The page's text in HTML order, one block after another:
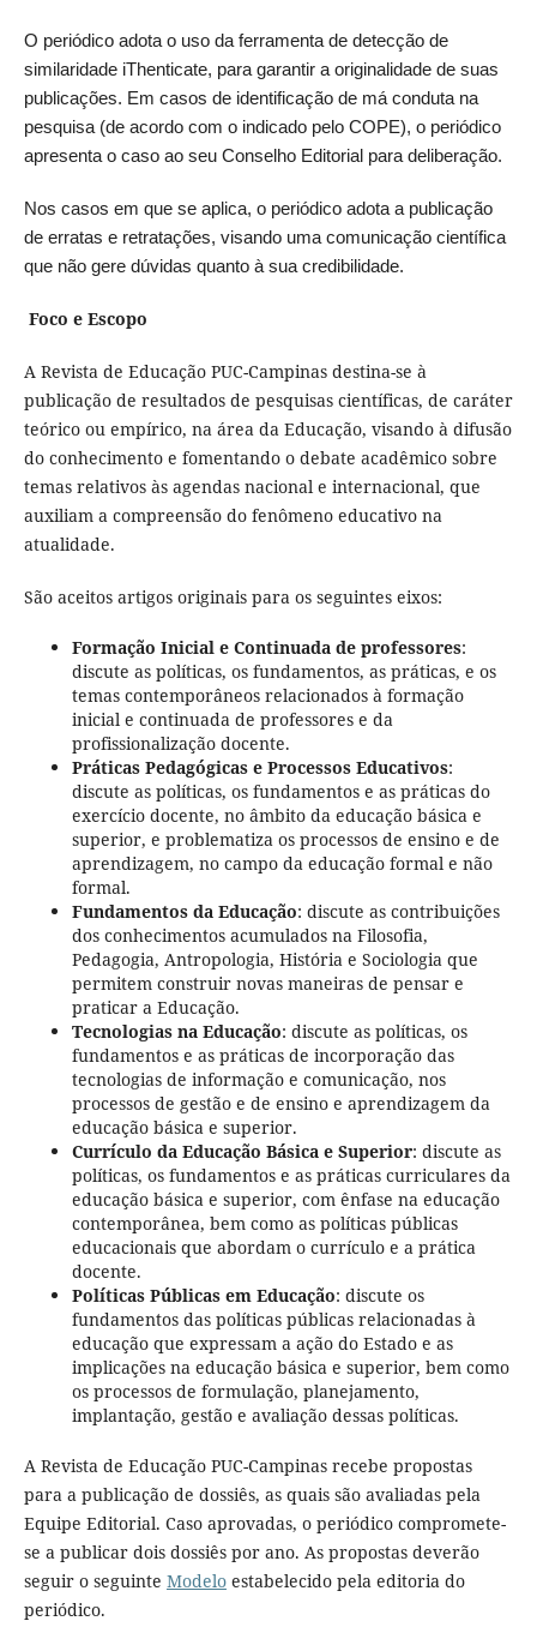
O periódico adota o uso da ferramenta de detecção de
similaridade iThenticate, para garantir a originalidade de suas
publicações. Em casos de identificação de má conduta na
pesquisa (de acordo com o indicado pelo COPE), o periódico
apresenta o caso ao seu Conselho Editorial para deliberação.
Nos casos em que se aplica, o periódico adota a publicação
de erratas e retratações, visando uma comunicação científica
que não gere dúvidas quanto à sua credibilidade.
Foco e Escopo
A Revista de Educação PUC-Campinas destina-se à
publicação de resultados de pesquisas científicas, de caráter
teórico ou empírico, na área da Educação, visando à difusão
do conhecimento e fomentando o debate acadêmico sobre
temas relativos às agendas nacional e internacional, que
auxiliam a compreensão do fenômeno educativo na
atualidade.
São aceitos artigos originais para os seguintes eixos:
Formação Inicial e Continuada de professores:
discute as políticas, os fundamentos, as práticas, e os
temas contemporâneos relacionados à formação
inicial e continuada de professores e da
profissionalização docente.
Práticas Pedagógicas e Processos Educativos:
discute as políticas, os fundamentos e as práticas do
exercício docente, no âmbito da educação básica e
superior, e problematiza os processos de ensino e de
aprendizagem, no campo da educação formal e não
formal.
Fundamentos da Educação: discute as contribuições
dos conhecimentos acumulados na Filosofia,
Pedagogia, Antropologia, História e Sociologia que
permitem construir novas maneiras de pensar e
praticar a Educação.
Tecnologias na Educação: discute as políticas, os
fundamentos e as práticas de incorporação das
tecnologias de informação e comunicação, nos
processos de gestão e de ensino e aprendizagem da
educação básica e superior.
Currículo da Educação Básica e Superior: discute as
políticas, os fundamentos e as práticas curriculares da
educação básica e superior, com ênfase na educação
contemporânea, bem como as políticas públicas
educacionais que abordam o currículo e a prática
docente.
Políticas Públicas em Educação: discute os
fundamentos das políticas públicas relacionadas à
educação que expressam a ação do Estado e as
implicações na educação básica e superior, bem como
os processos de formulação, planejamento,
implantação, gestão e avaliação dessas políticas.
A Revista de Educação PUC-Campinas recebe propostas
para a publicação de dossiês, as quais são avaliadas pela
Equipe Editorial. Caso aprovadas, o periódico compromete-
se a publicar dois dossiês por ano. As propostas deverão
seguir o seguinte Modeloestabelecido pela editoria do
periódico.